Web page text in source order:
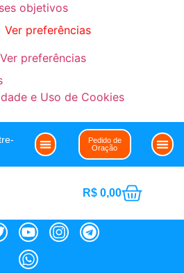
objetivos
Ver preferências
Ver preferências
e Uso de Cookies
Pedido de
Oração
R$0,00